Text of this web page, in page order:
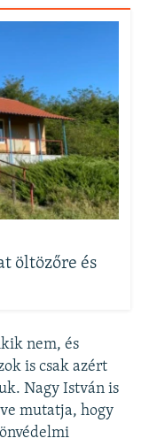
öltözőre és
nem, és
is csak azért
Nagy István is
mutatja, hogy